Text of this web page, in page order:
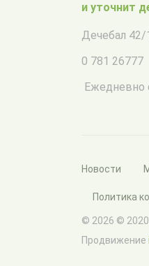
и уточнит
Дечебал 42/
0 781 26777
Ежедневно
Новости
Политика
© 2026 ©
Продвижение